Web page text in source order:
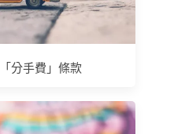
分手費」條款